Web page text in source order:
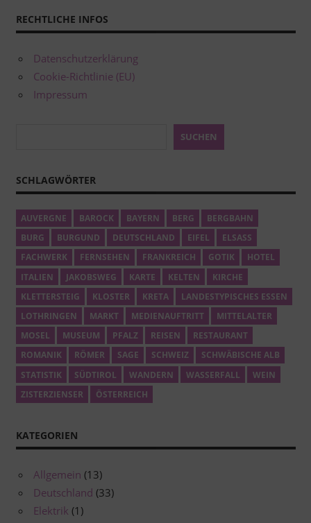
RECHTLICHE INFOS
Datenschutzerklärung
Cookie-Richtlinie (EU)
Impressum
SUCHEN
SCHLAGWÖRTER
AUVERGNE BAROCK BAYERN BERG
BERGBAHN
BURG
BURGUND DEUTSCHLAND EIFEL
ELSASS
FACHWERK
FERNSEHEN FRANKREICH GOTIK
HOTEL
ITALIEN
JAKOBSWEG KARTE KELTEN
KIRCHE
KLETTERSTEIG
KLOSTER KRETA
LANDESTYPISCHES ESSEN
LOTHRINGEN
MARKT MEDIENAUFTRITT
MITTELALTER
MOSEL
MUSEUM PFALZ REISEN
RESTAURANT
ROMANIK
RÖMER SAGE SCHWEIZ
SCHWÄBISCHE ALB
STATISTIK
SÜDTIROL WANDERN WASSERFALL
WEIN
ZISTERZIENSER
ÖSTERREICH
KATEGORIEN
Allgemein (13)
Deutschland (33)
Elektrik (1)